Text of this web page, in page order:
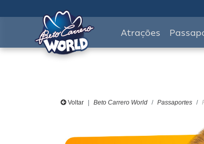
Atrações
Voltar Beto Carrero World Passaportes